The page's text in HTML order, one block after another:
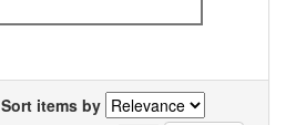
Sort items by